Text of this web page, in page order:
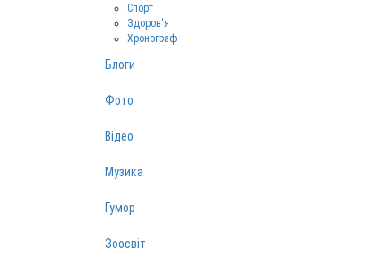
Спорт
Здоров‘я
Хронограф
Блоги
Фото
Відео
Музика
Гумор
Зоосвіт